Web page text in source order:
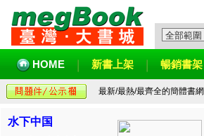
HOME 新書上架 暢銷書架
最新/最熱/最齊全的簡體書網
水下中国